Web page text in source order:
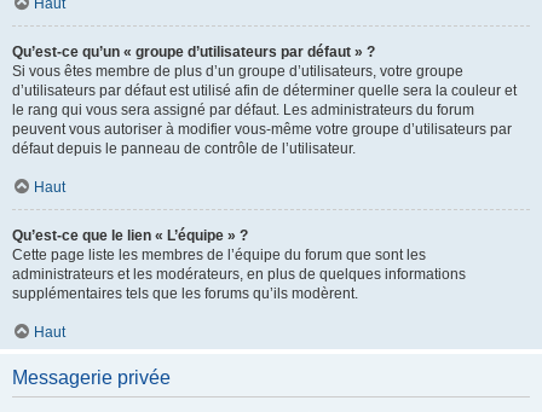
Haut
Qu’est-ce qu’un « groupe d’utilisateurs par défaut » ?
Si vous êtes membre de plus d’un groupe d’utilisateurs, votre groupe
d’utilisateurs par défaut est utilisé afin de déterminer quelle sera la couleur et
le rang qui vous sera assigné par défaut. Les administrateurs du forum
peuvent vous autoriser à modifier vous-même votre groupe d’utilisateurs par
défaut depuis le panneau de contrôle de l’utilisateur.
Haut
Qu’est-ce que le lien « L’équipe » ?
Cette page liste les membres de l’équipe du forum que sont les
administrateurs et les modérateurs, en plus de quelques informations
supplémentaires tels que les forums qu’ils modèrent.
Haut
Messagerie privée